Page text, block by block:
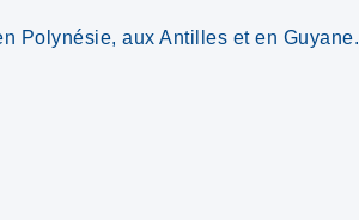
Polynésie, aux Antilles et en Guyane.